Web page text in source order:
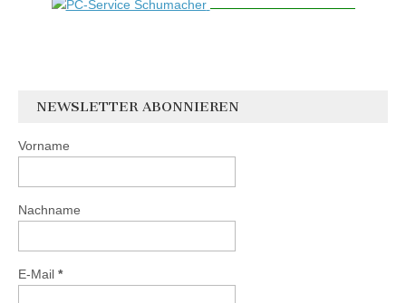
NEWSLETTER ABONNIEREN
Vorname
Nachname
E-Mail *